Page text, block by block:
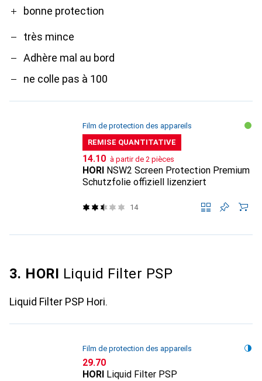
bonne protection
très mince
Adhère mal au bord
ne colle pas à 100
Film de protection des appareils
REMISE QUANTITATIVE
CHF
14.10 à partir de 2 pièces
HORI NSW2 Screen Protection Premium
Schutzfolie offiziell lizenziert
14
3. HORI Liquid Filter PSP
Liquid Filter PSP Hori.
Film de protection des appareils
CHF
29.70
HORI Liquid Filter PSP